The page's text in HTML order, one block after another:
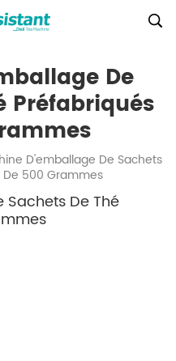
De
Préfabriqués
D'emballage De Sachets
500 Grammes
De Thé